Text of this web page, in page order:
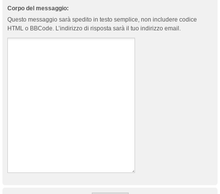
Corpo del messaggio:
Questo messaggio sarà spedito in testo semplice, non includere codice
HTML o BBCode. L’indirizzo di risposta sarà il tuo indirizzo email.